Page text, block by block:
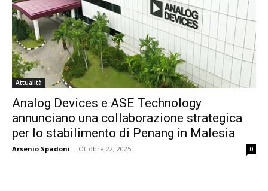
Attualità
Analog Devices e ASE Technology
annunciano una collaborazione strategica
per lo stabilimento di Penang in Malesia
Arsenio Spadoni - Ottobre 22, 2025 0